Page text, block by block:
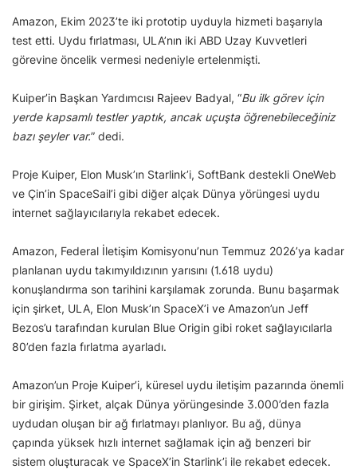
Amazon, Ekim 2023’te iki prototip uyduyla hizmeti başarıyla
test etti. Uydu fırlatması, ULA’nın iki ABD Uzay Kuvvetleri
görevine öncelik vermesi nedeniyle ertelenmişti.
Kuiper’in Başkan Yardımcısı Rajeev Badyal, “Bu ilk görev için
yerde kapsamlı testler yaptık, ancak uçuşta öğrenebileceğiniz
bazı şeyler var.” dedi.
Proje Kuiper, Elon Musk’ın Starlink’i, SoftBank destekli OneWeb
ve Çin’in SpaceSail’i gibi diğer alçak Dünya yörüngesi uydu
internet sağlayıcılarıyla rekabet edecek.
Amazon, Federal İletişim Komisyonu’nun Temmuz 2026’ya kadar
planlanan uydu takımyıldızının yarısını (1.618 uydu)
konuşlandırma son tarihini karşılamak zorunda. Bunu başarmak
için şirket, ULA, Elon Musk’ın SpaceX’i ve Amazon’un Jeff
Bezos’u tarafından kurulan Blue Origin gibi roket sağlayıcılarla
80’den fazla fırlatma ayarladı.
Amazon’un Proje Kuiper’i, küresel uydu iletişim pazarında önemli
bir girişim. Şirket, alçak Dünya yörüngesinde 3.000’den fazla
uydudan oluşan bir ağ fırlatmayı planlıyor. Bu ağ, dünya
çapında yüksek hızlı internet sağlamak için ağ benzeri bir
sistem oluşturacak ve SpaceX’in Starlink’i ile rekabet edecek.